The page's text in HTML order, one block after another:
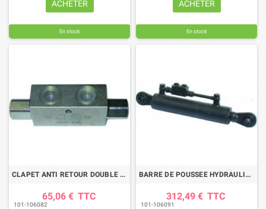
ACHETER
En stock
ACHETER
En stock
CLAPET ANTI RETOUR DOUBLE PILOTE 3/8
65,06 € TTC
101-106082
BARRE DE POUSSEE HYDRAULIQUE ROTULE-ROTULE LG 480-680 CAT1
312,49 € TTC
101-106091